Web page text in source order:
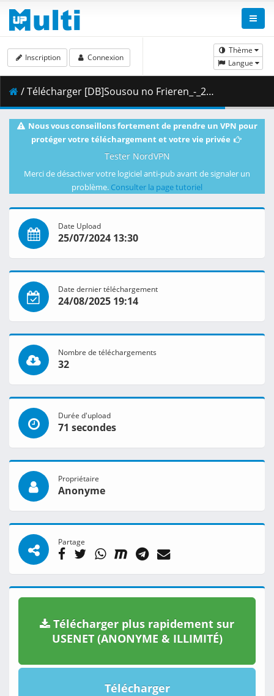
Thème
Langue
Inscription Connexion
/ Télécharger [DB]Sousou no Frieren_-_26_(Dual Audio_10bit_BD1080p_x265).mkv.001 ( 353.02 MB )
Nous vous conseillons fortement de prendre un VPN pour
protéger votre téléchargement et votre vie privée
Tester NordVPN
Merci de désactiver votre logiciel anti-pub avant de signaler un
problème. Consulter la page tutoriel
Date Upload
25/07/2024 13:30
Date dernier téléchargement
24/08/2025 19:14
Nombre de téléchargements
32
Durée d'upload
71 secondes
Propriétaire
Anonyme
Partage
Télécharger plus rapidement sur
USENET (ANONYME & ILLIMITÉ)
Télécharger